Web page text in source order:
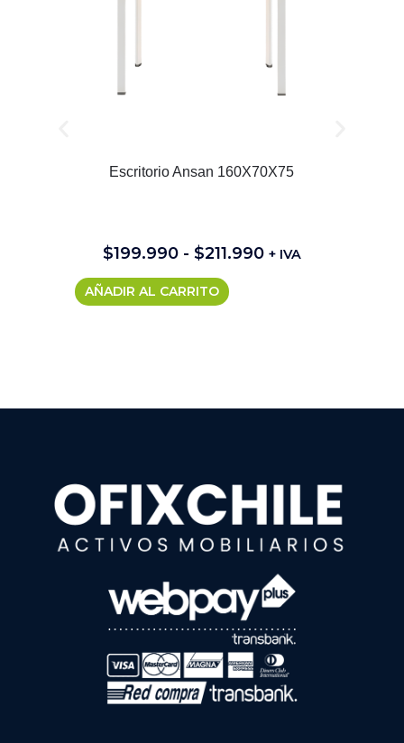
Escritorio Ansan 160X70X75
$199.990 - $211.990 + IVA
AÑADIR AL CARRITO